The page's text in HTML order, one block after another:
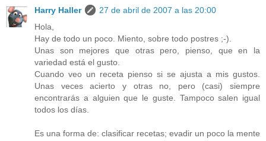
Harry Haller
27 de abril de 2007 a las 20:00
Hola,
Hay de todo un poco. Miento, sobre todo postres ;-).
Unas son mejores que otras pero, pienso, que en la
variedad está el gusto.
Cuando veo un receta pienso si se ajusta a mis gustos.
Unas veces acierto y otras no, pero (casi) siempre
encontrarás a alguien que le guste. Tampoco salen igual
todos los días.
Es una forma de: clasificar recetas; evadir un poco la mente